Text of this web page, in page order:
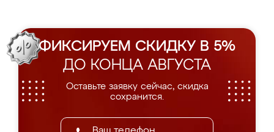
ФИКСИРУЕМ СКИДКУ В 5%
ДО КОНЦА АВГУСТА
Оставьте заявку сейчас, скидка
сохранится.